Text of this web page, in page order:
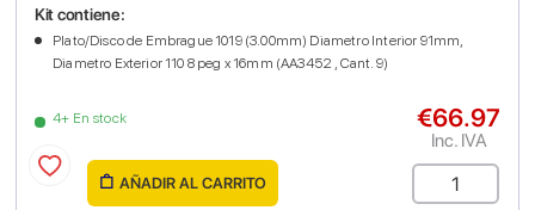
4+ En stock
Kit contiene:
Plato/Disco de Embrague 1019 (3.00mm) Diametro Interior 91mm,
Diametro Exterior 110 8 peg x 16mm (AA3452 , Cant. 9)
€66.97
Inc. IVA
AÑADIR AL CARRITO